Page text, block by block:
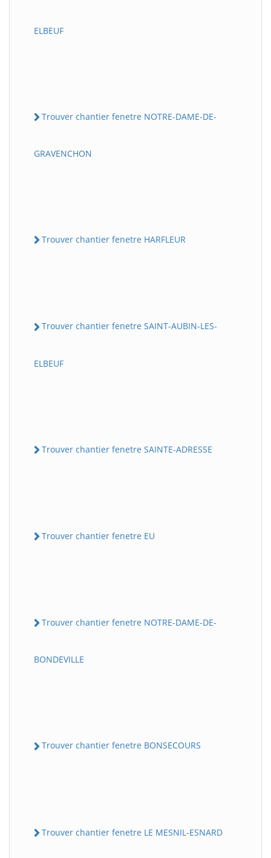
ELBEUF
Trouver chantier fenetre NOTRE-DAME-DE-
GRAVENCHON
Trouver chantier fenetre HARFLEUR
Trouver chantier fenetre SAINT-AUBIN-LES-
ELBEUF
Trouver chantier fenetre SAINTE-ADRESSE
Trouver chantier fenetre EU
Trouver chantier fenetre NOTRE-DAME-DE-
BONDEVILLE
Trouver chantier fenetre BONSECOURS
Trouver chantier fenetre LE MESNIL-ESNARD